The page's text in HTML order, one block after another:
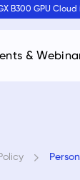
B300 GPU Cloud
&